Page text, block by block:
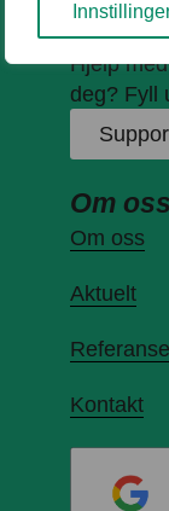
Hjelp
deg? Fyll
Om oss
Om oss
Aktuelt
Kontakt